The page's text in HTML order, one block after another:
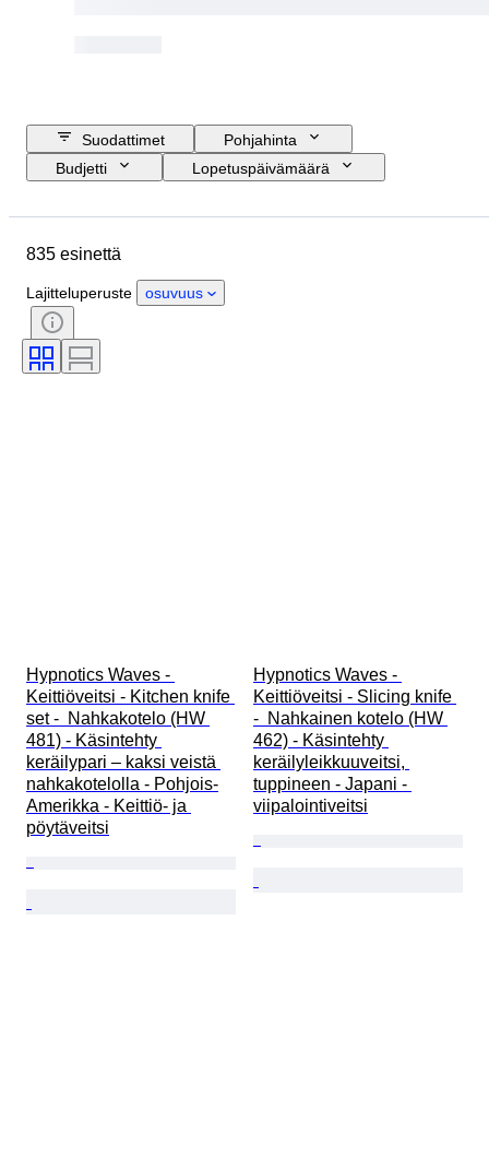
Suodattimet
Pohjahinta
Budjetti
Lopetuspäivämäärä
Kunto
Tyylisuuntaus
Väri
Vaatekoko
Keittiöveitsityyppi
Myyjä
835 esinettä
Lajitteluperuste osuvuus
Hypnotics Waves -
Keittiöveitsi - Kitchen knife
set -  Nahkakotelo (HW
481) - Käsintehty
keräilypari – kaksi veistä
nahkakotelolla - Pohjois-
Amerikka - Keittiö- ja
pöytäveitsi
Hypnotics Waves -
Keittiöveitsi - Slicing knife
-  Nahkainen kotelo (HW
462) - Käsintehty
keräilyleikkuuveitsi,
tuppineen - Japani -
viipalointiveitsi